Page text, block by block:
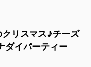
リスマス♪チーズ
ダイパーティー